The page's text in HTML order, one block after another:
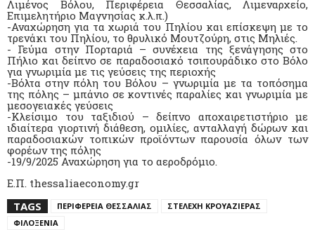
Λιμένος Βόλου, Περιφέρεια Θεσσαλίας, Λιμεναρχείο,
Επιμελητήριο Μαγνησίας κ.λ.π.)
-Αναχώρηση για τα χωριά του Πηλίου και επίσκεψη με το
τρενάκι του Πηλίου, το θρυλικό Μουτζούρη, στις Μηλιές.
- Γεύμα στην Πορταριά – συνέχεια της ξενάγησης στο
Πήλιο και δείπνο σε παραδοσιακό τσιπουράδικο στο Βόλο
για γνωριμία με τις γεύσεις της περιοχής
-Βόλτα στην πόλη του Βόλου – γνωριμία με τα τοπόσημα
της πόλης – μπάνιο σε κοντινές παραλίες και γνωριμία με
μεσογειακές γεύσεις
-Κλείσιμο του ταξιδιού – δείπνο αποχαιρετιστήριο με
ιδιαίτερα γιορτινή διάθεση, ομιλίες, ανταλλαγή δώρων και
παραδοσιακών τοπικών προϊόντων παρουσία όλων των
φορέων της πόλης
-19/9/2025 Αναχώρηση για το αεροδρόμιο.
E.Π. thessaliaeconomy.gr
TAGS
ΠΕΡΙΦΕΡΕΙΑ ΘΕΣΣΑΛΙΑΣ
ΣΤΕΛΕΧΗ ΚΡΟΥΑΖΙΕΡΑΣ
ΦΙΛΟΞΕΝΙΑ